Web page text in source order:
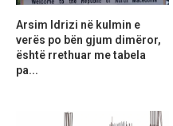
Arsim Idrizi në kulmin e
verës po bën gjum dimëror,
është rrethuar me tabela
pa...